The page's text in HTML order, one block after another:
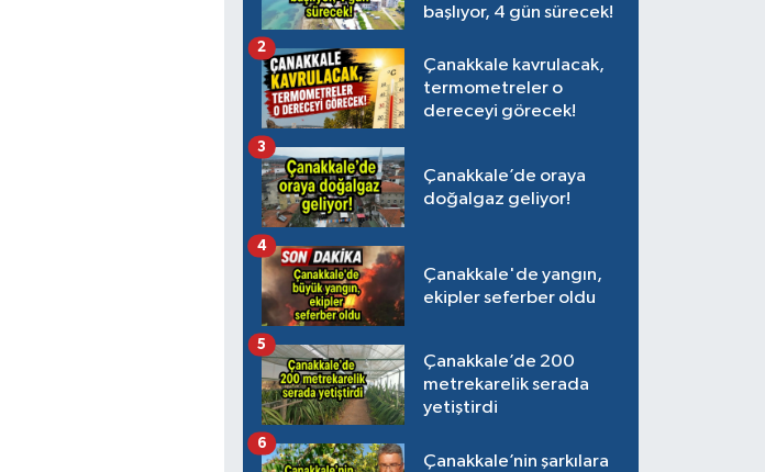
başlıyor, 4 gün sürecek!
Çanakkale kavrulacak,
termometreler o
dereceyi görecek!
2
Çanakkale’de oraya
doğalgaz geliyor!
3
Çanakkale'de yangın,
ekipler seferber oldu
4
Çanakkale’de 200
metrekarelik serada
yetiştirdi
5
Çanakkale’nin şarkılara
6